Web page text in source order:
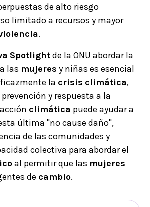
de alto riesgo
limitado a recursos y mayor
.
Spotlightde la ONU abordar la
las mujeres y niñas es esencial
la crisis climática,
y respuesta a la
climática puede ayudar a
última "no cause daño",
de las comunidades y
colectiva para abordar el
al permitir que las mujeres
de cambio.